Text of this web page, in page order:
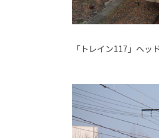
「トレイン117」ヘッ